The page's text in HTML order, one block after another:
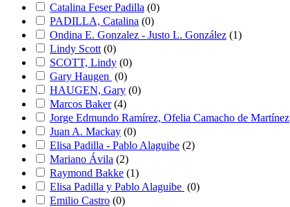
Catalina Feser Padilla (0)
PADILLA, Catalina (0)
Ondina E. Gonzalez - Justo L. González (1)
Lindy Scott (0)
SCOTT, Lindy (0)
Gary Haugen (0)
HAUGEN, Gary (0)
Marcos Baker (4)
Jorge Edmundo Ramírez, Ofelia Camacho de Martínez
Juan A. Mackay (0)
Elisa Padilla - Pablo Alaguibe (2)
Mariano Ávila (2)
Raymond Bakke (1)
Elisa Padilla y Pablo Alaguibe (0)
Emilio Castro (0)